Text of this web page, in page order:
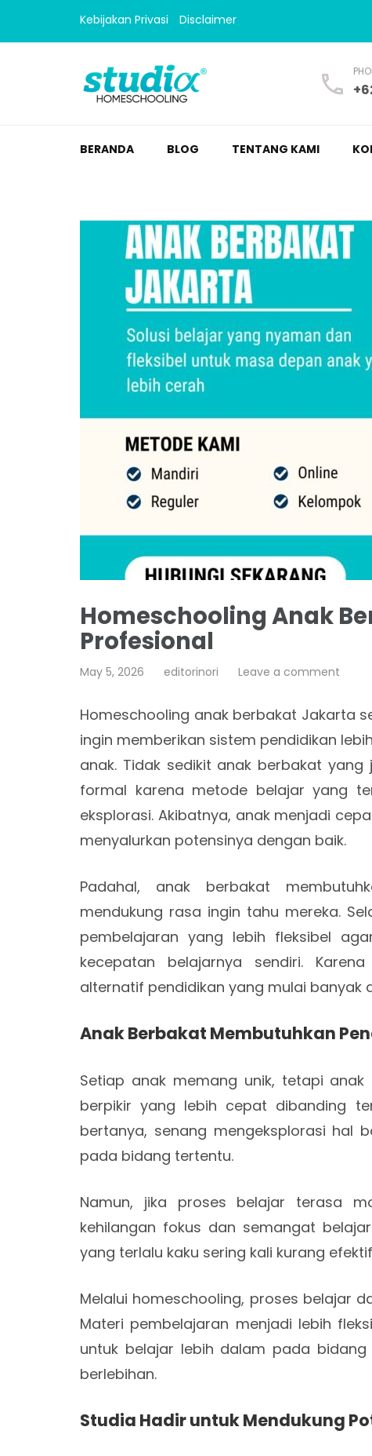
Kebijakan Privasi Disclaimer
BERANDA BLOG TENTANG KAMI
Homeschooling Anak
Profesional
May 5, 2026 editorinori Leave a comment
Homeschooling anak berbakat Jakarta
ingin memberikan sistem pendidikan
anak. Tidak sedikit anak berbakat
formal karena metode belajar yang
eksplorasi. Akibatnya, anak menjadi
menyalurkan potensinya dengan baik.
Padahal, anak berbakat
mendukung rasa ingin tahu mereka.
pembelajaran yang lebih fleksibel
kecepatan belajarnya sendiri.
alternatif pendidikan yang mulai banyak
Anak Berbakat Membutuhkan
Setiap anak memang unik, tetapi
berpikir yang lebih cepat dibanding
bertanya, senang mengeksplorasi hal
pada bidang tertentu.
Namun, jika proses belajar terasa
kehilangan fokus dan semangat
yang terlalu kaku sering kali kurang
Melalui homeschooling, proses belajar
Materi pembelajaran menjadi lebih
untuk belajar lebih dalam pada
berlebihan.
Studia Hadir untuk Mendukung